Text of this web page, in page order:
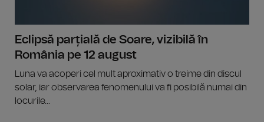
Eclipsă parțială de Soare, vizibilă în
România pe 12 august
Luna va acoperi cel mult aproximativ o treime din discul
solar, iar observarea fenomenului va fi posibilă numai din
locurile...